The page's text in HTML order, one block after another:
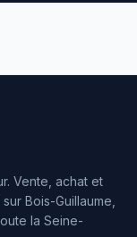
. Vente, achat et
Bois-Guillaume,
la Seine-